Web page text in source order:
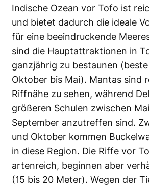
Indische Ozean vor Tofo ist
und bietet dadurch die ideale
für eine beeindruckende
sind die Hauptattraktionen in
ganzjährig zu bestaunen
Oktober bis Mai). Mantas sind
Riffnähe zu sehen, während
größeren Schulen zwischen
September anzutreffen sind.
und Oktober kommen
in diese Region. Die Riffe vor
artenreich, beginnen aber
(15 bis 20 Meter). Wegen der